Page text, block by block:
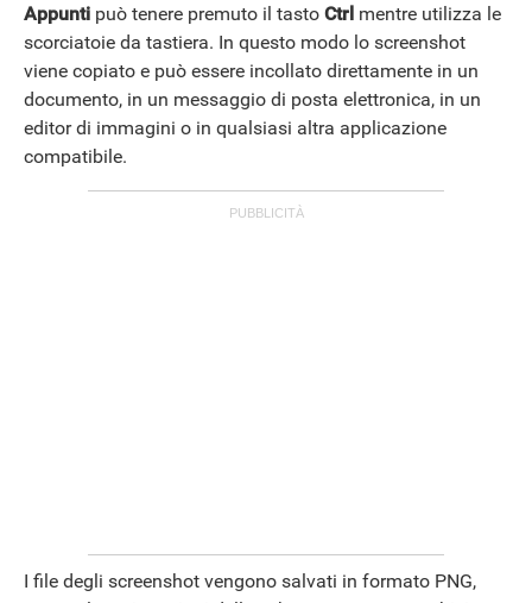
Appunti può tenere premuto il tasto Ctrl mentre utilizza le
scorciatoie da tastiera. In questo modo lo screenshot
viene copiato e può essere incollato direttamente in un
documento, in un messaggio di posta elettronica, in un
editor di immagini o in qualsiasi altra applicazione
compatibile.
I file degli screenshot vengono salvati in formato PNG,